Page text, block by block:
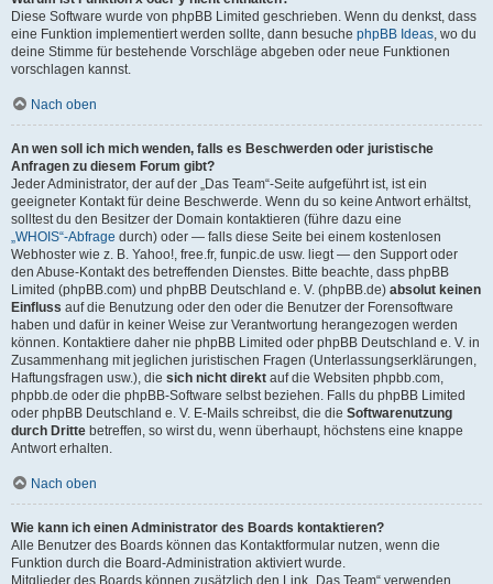
Diese Software wurde von phpBB Limited geschrieben. Wenn du denkst, dass
eine Funktion implementiert werden sollte, dann besuche phpBB Ideas, wo du
deine Stimme für bestehende Vorschläge abgeben oder neue Funktionen
vorschlagen kannst.
Nach oben
An wen soll ich mich wenden, falls es Beschwerden oder juristische
Anfragen zu diesem Forum gibt?
Jeder Administrator, der auf der „Das Team“-Seite aufgeführt ist, ist ein
geeigneter Kontakt für deine Beschwerde. Wenn du so keine Antwort erhältst,
solltest du den Besitzer der Domain kontaktieren (führe dazu eine
„WHOIS“-Abfrage durch) oder — falls diese Seite bei einem kostenlosen
Webhoster wie z. B. Yahoo!, free.fr, funpic.de usw. liegt — den Support oder
den Abuse-Kontakt des betreffenden Dienstes. Bitte beachte, dass phpBB
Limited (phpBB.com) und phpBB Deutschland e. V. (phpBB.de) absolut keinen
Einfluss auf die Benutzung oder den oder die Benutzer der Forensoftware
haben und dafür in keiner Weise zur Verantwortung herangezogen werden
können. Kontaktiere daher nie phpBB Limited oder phpBB Deutschland e. V. in
Zusammenhang mit jeglichen juristischen Fragen (Unterlassungserklärungen,
Haftungsfragen usw.), die sich nicht direkt auf die Websiten phpbb.com,
phpbb.de oder die phpBB-Software selbst beziehen. Falls du phpBB Limited
oder phpBB Deutschland e. V. E-Mails schreibst, die die Softwarenutzung
durch Dritte betreffen, so wirst du, wenn überhaupt, höchstens eine knappe
Antwort erhalten.
Nach oben
Wie kann ich einen Administrator des Boards kontaktieren?
Alle Benutzer des Boards können das Kontaktformular nutzen, wenn die
Funktion durch die Board-Administration aktiviert wurde.
Mitglieder des Boards können zusätzlich den Link „Das Team“ verwenden.